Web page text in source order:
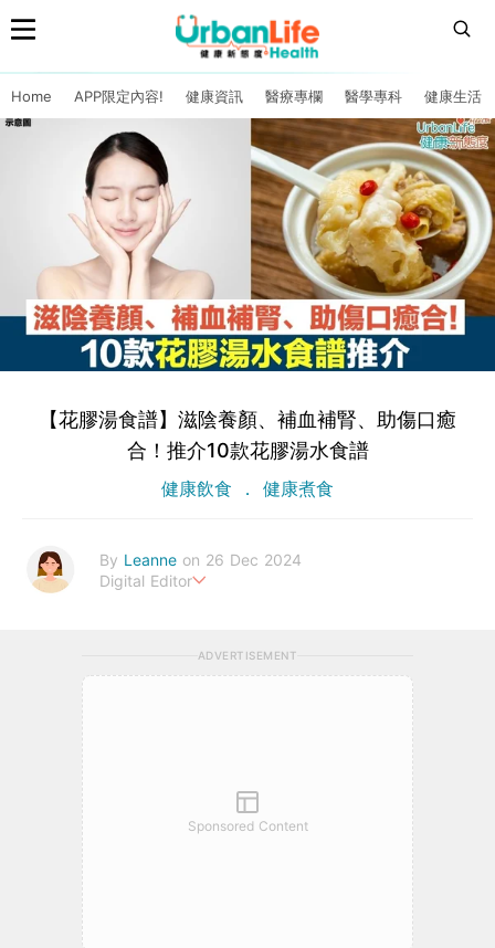
Home APP限定內容! 健康資訊 醫療專欄 醫學專科 健康生活
【花膠湯食譜】滋陰養顏、補血補腎、助傷口癒
合！推介10款花膠湯水食譜
健康飲食 健康煮食
By Leanne on 26 Dec 2024
Digital Editor
ADVERTISEMENT
Sponsored Content